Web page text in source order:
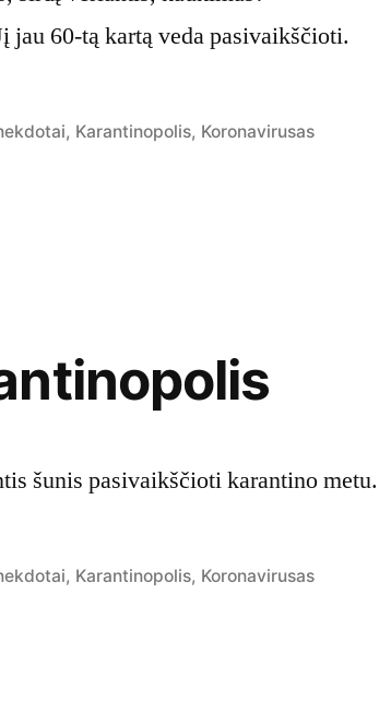
60-tą kartą veda pasivaikščioti.
, Karantinopolis, Koronavirusas
šunis pasivaikščioti karantino metu.
, Karantinopolis, Koronavirusas